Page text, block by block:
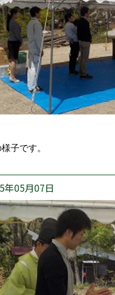
子です。
05月07日